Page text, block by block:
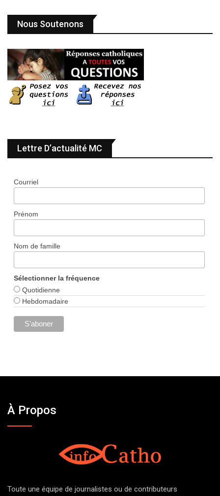
Nous Soutenons
Lettre D’actualité MC
Courriel
Prénom
Nom de famille
Sélectionner la fréquence
Quotidienne
Hebdomadaire
À Propos
Toute une équipe de journalistes ou de contributeurs